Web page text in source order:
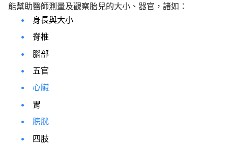
能幫助醫師測量及觀察胎兒的大小、器官，諸如：
身長與大小
脊椎
腦部
五官
心臟
胃
膀胱
四肢